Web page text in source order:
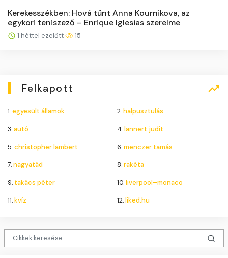
Kerekesszékben: Hová tűnt Anna Kournikova, az
egykori teniszező – Enrique Iglesias szerelme
1 héttel ezelőtt 15
Felkapott
1.egyesült államok 2.halpusztulás
3.autó 4.lannert judit
5.christopher lambert 6.menczer tamás
7.nagyatád 8.rakéta
9. takács péter 10.liverpool–monaco
11.kvíz 12.liked.hu